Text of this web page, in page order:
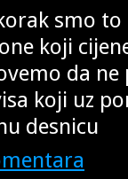
smo to
koji
da
koji uz
desnicu